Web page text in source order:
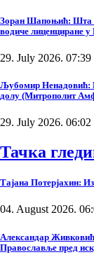
Зоран Шапоњић: Шта
водиче лиценциране
29. July 2026. 07:39
Љубомир Ненадовић:
долу (Митрополит
29. July 2026. 06:02
Тачка
Тајана Потерјахин:
04. August 2026.
Александар
Православље пред